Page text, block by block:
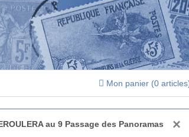
Mon panier (0 articles
×
au 9 Passage des Panoramas